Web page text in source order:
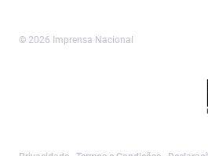
© 2026 Imprensa Nacional